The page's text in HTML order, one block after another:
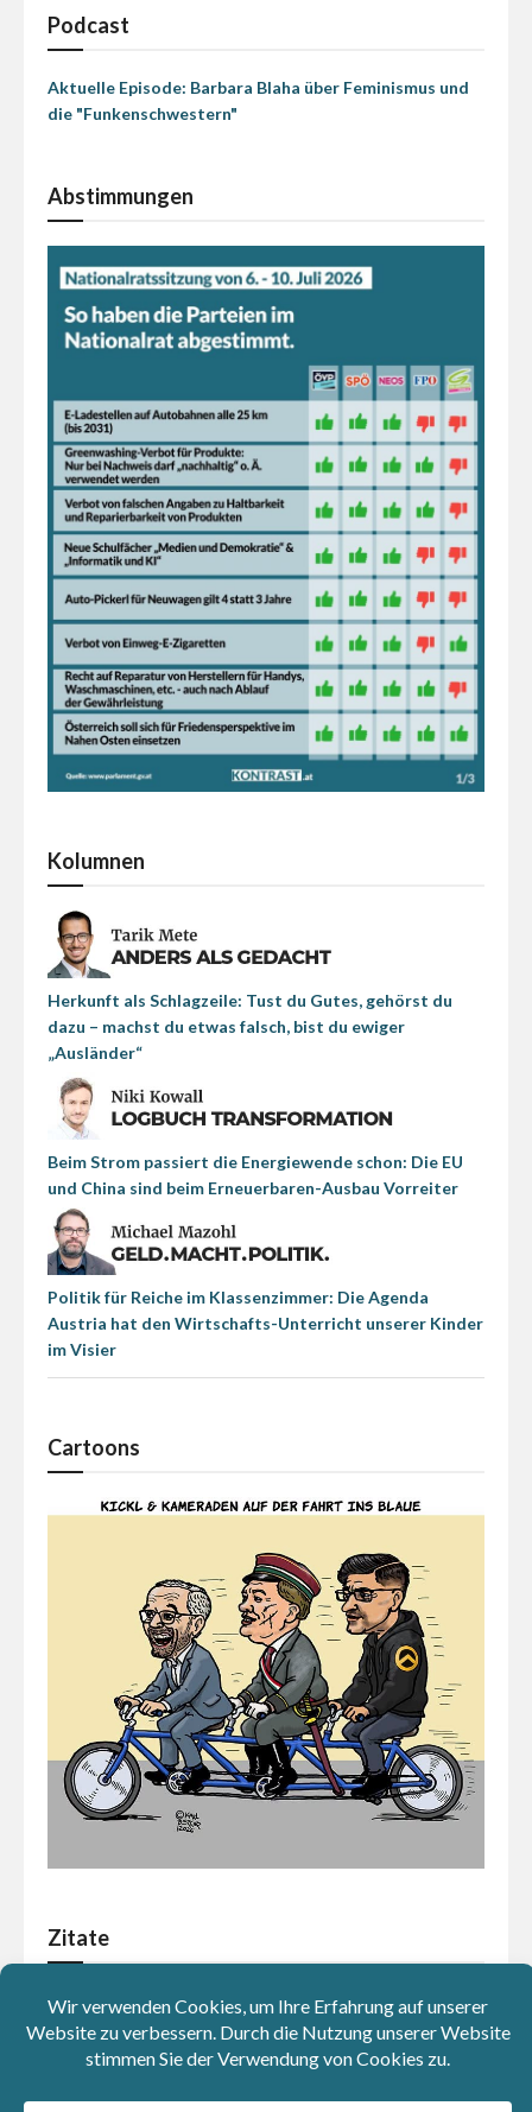
Podcast
Aktuelle Episode: Barbara Blaha über Feminismus und
die "Funkenschwestern"
Abstimmungen
Kolumnen
Herkunft als Schlagzeile: Tust du Gutes, gehörst du
dazu – machst du etwas falsch, bist du ewiger
„Ausländer“
Beim Strom passiert die Energiewende schon: Die EU
und China sind beim Erneuerbaren-Ausbau Vorreiter
Politik für Reiche im Klassenzimmer: Die Agenda
Austria hat den Wirtschafts-Unterricht unserer Kinder
im Visier
Cartoons
Zitate